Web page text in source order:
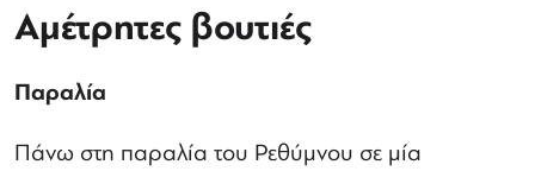
Αμέτρητες βουτιές
Παραλία
Πάνω στη παραλία του Ρεθύμνου σε μία